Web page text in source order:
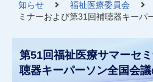
知らせ
福祉医療委員会
ミナーおよび第31回補聴器キーパ
第51回福祉医療サマーセ
聴器キーパーソン全国会